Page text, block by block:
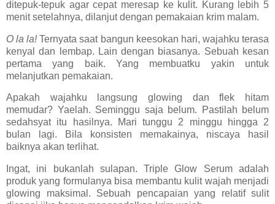
ditepuk-tepuk agar cepat meresap ke kulit. Kurang lebih 5
menit setelahnya, dilanjut dengan pemakaian krim malam.
O la la!Ternyata saat bangun keesokan hari, wajahku terasa
kenyal dan lembap. Lain dengan biasanya. Sebuah kesan
pertama yang baik. Yang membuatku yakin untuk
melanjutkan pemakaian.
Apakah wajahku langsung glowing dan flek hitam
memudar? Yaelah. Seminggu saja belum. Pastilah belum
sedahsyat itu hasilnya. Mari tunggu 2 minggu hingga 2
bulan lagi. Bila konsisten memakainya, niscaya hasil
baiknya akan terlihat.
Ingat, ini bukanlah sulapan. Triple Glow Serum adalah
produk yang formulanya bisa membantu kulit wajah menjadi
glowing maksimal. Sebuah pencapaian yang relatif sulit